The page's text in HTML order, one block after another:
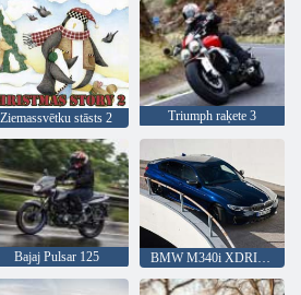
Ziemassvētku stāsts 2 Triumph raķete 3
Bajaj Pulsar 125 BMW M340i XDRIVE